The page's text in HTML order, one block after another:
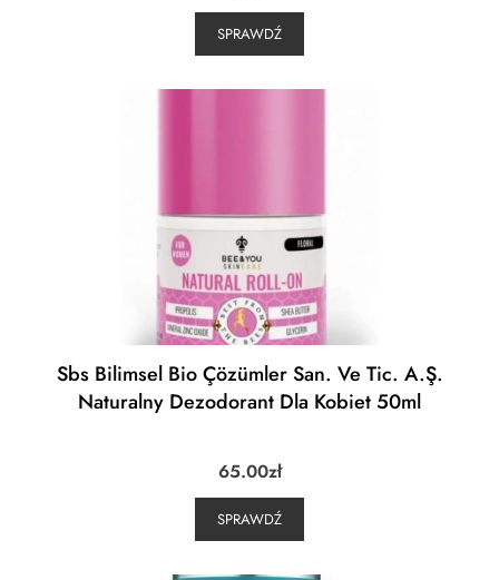
SPRAWDŹ
Sbs Bilimsel Bio Çözümler San. Ve Tic. A.Ş.
Naturalny Dezodorant Dla Kobiet 50ml
65.00zł
SPRAWDŹ